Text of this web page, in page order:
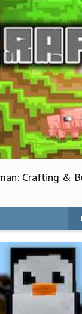
Crafting &